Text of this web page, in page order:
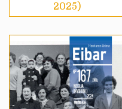
2025)